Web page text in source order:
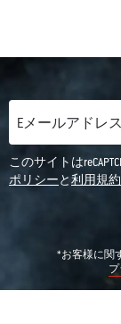
Eメールアドレス
このサイトは
ポリシーと利用規約
*お客様に関